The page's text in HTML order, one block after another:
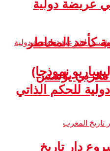
كأحد المخاطر
نموذجا)
عريضة دولية
مغربي يؤسس
للحكم الذاتي
دار تاريخ